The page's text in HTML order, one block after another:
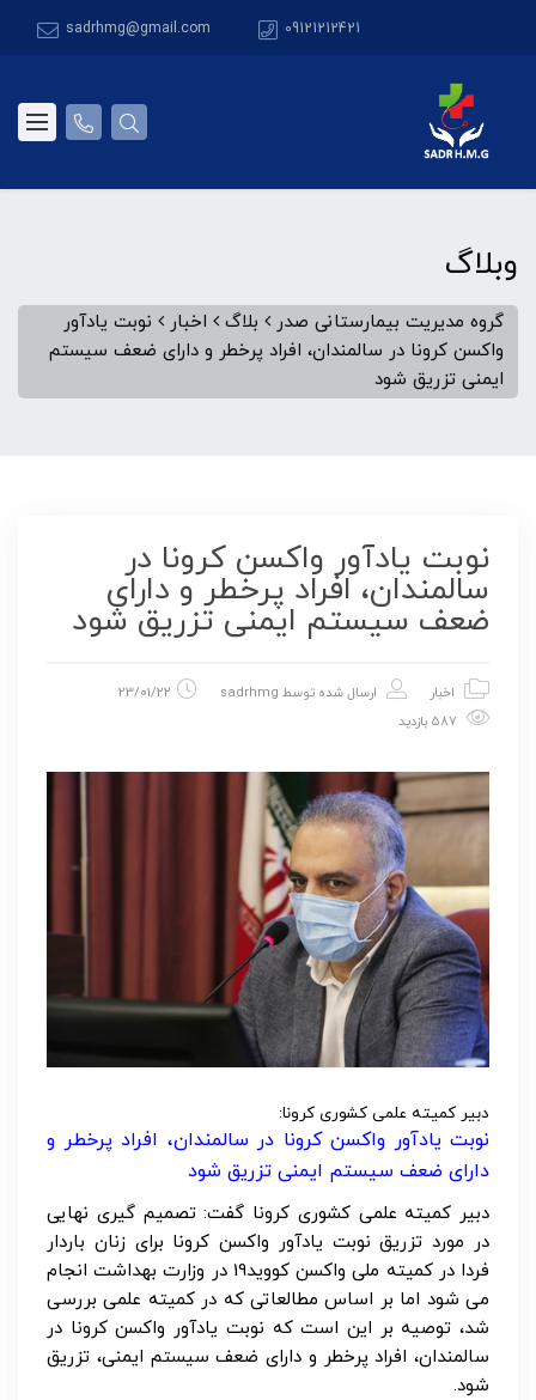
09121212421
sadrhmg@gmail.com
وبلاگ
گروه مدیریت بیمارستانی صدر بلاگ اخبار
نوبت یادآور
واکسن کرونا در سالمندان، افراد پرخطر و دارای ضعف سیستم
ایمنی تزریق شود
نوبت یادآور واکسن کرونا در
سالمندان، افراد پرخطر و دارای
ضعف سیستم ایمنی تزریق شود
اخبار ارسال شده توسط sadrhmg
23/01/22
دبیر کمیته علمی کشوری کرونا:
نوبت یادآور واکسن کرونا در سالمندان، افراد پرخطر و
دارای ضعف سیستم ایمنی تزریق شود
دبیر کمیته علمی کشوری کرونا گفت: تصمیم گیری نهایی
در مورد تزریق نوبت یادآور واکسن کرونا برای زنان باردار
فردا در کمیته ملی واکسن کووید19 در وزارت بهداشت انجام
می شود اما بر اساس مطالعاتی که در کمیته علمی بررسی
شد، توصیه بر این است که نوبت یادآور واکسن کرونا در
سالمندان، افراد پرخطر و دارای ضعف سیستم ایمنی، تزریق
شود.